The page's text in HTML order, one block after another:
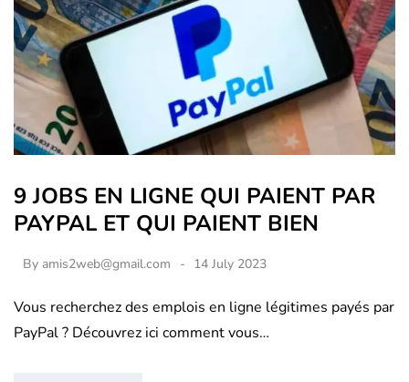
9 JOBS EN LIGNE QUI PAIENT PAR
PAYPAL ET QUI PAIENT BIEN
By amis2web@gmail.com 14 July 2023
Vous recherchez des emplois en ligne légitimes payés par
PayPal ? Découvrez ici comment vous…